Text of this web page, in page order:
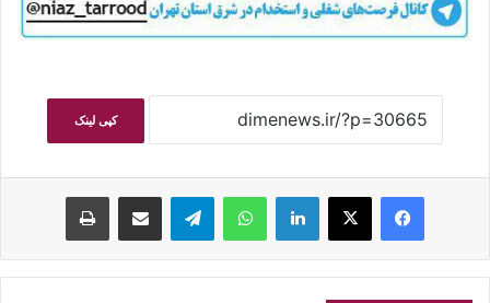
کپی لینک
فیسبوکایکس لینکداین واتس آپ تلگرام اشتراک گذاری با ایمیل چاپ